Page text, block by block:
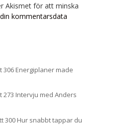
Akismet för att minska
kommentarsdata
306 Energiplaner made
273 Intervju med Anders
300 Hur snabbt tappar du